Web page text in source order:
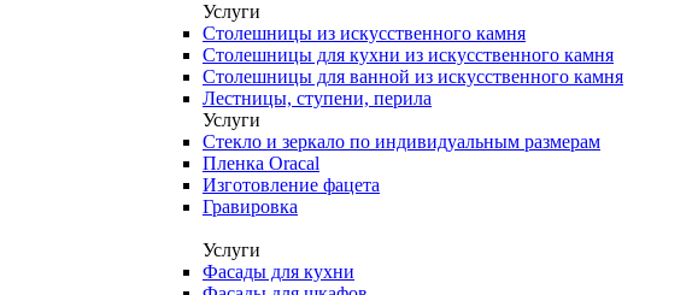
Услуги
Столешницы из искусственного камня
Столешницы для кухни из искусственного камня
Столешницы для ванной из искусственного камня
Лестницы, ступени, перила
Услуги
Стекло и зеркало по индивидуальным размерам
Пленка Oracal
Изготовление фацета
Гравировка
Услуги
Фасады для кухни